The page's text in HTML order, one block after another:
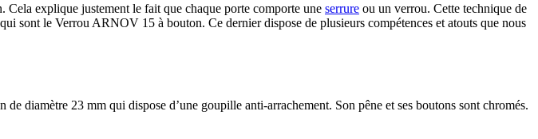
Cela explique justement le fait que chaque porte comporte une serrure ou un verrou. Cette technique de
sont le Verrou ARNOV 15 à bouton. Ce dernier dispose de plusieurs compétences et atouts que nous
diamètre 23 mm qui dispose d’une goupille anti-arrachement. Son pêne et ses boutons sont chromés.